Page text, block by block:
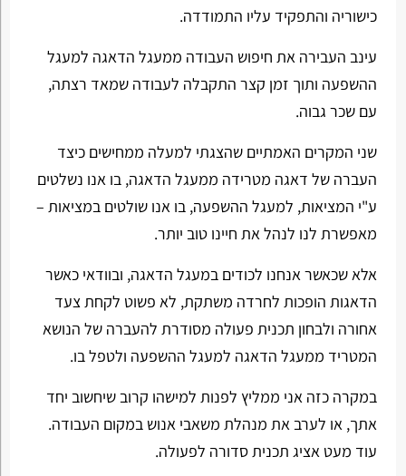
כישוריה והתפקיד עליו התמודדה.
עינב העבירה את חיפוש העבודה ממעגל הדאגה למעגל
ההשפעה ותוך זמן קצר התקבלה לעבודה שמאד רצתה,
עם שכר גבוה.
שני המקרים האמתיים שהצגתי למעלה ממחישים כיצד
העברה של דאגה מטרידה ממעגל הדאגה, בו אנו נשלטים
ע"י המציאות, למעגל ההשפעה, בו אנו שולטים במציאות –
מאפשרת לנו לנהל את חיינו טוב יותר.
אלא שכאשר אנחנו לכודים במעגל הדאגה, ובוודאי כאשר
הדאגות הופכות לחרדה משתקת, לא פשוט לקחת צעד
אחורה ולבחון תכנית פעולה מסודרת להעברה של הנושא
המטריד ממעגל הדאגה למעגל ההשפעה ולטפל בו.
במקרה כזה אני ממליץ לפנות למישהו קרוב שיחשוב יחד
אתך, או לערב את מנהלת משאבי אנוש במקום העבודה.
עוד מעט אציג תכנית סדורה לפעולה.